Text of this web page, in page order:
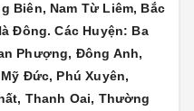
Biên, Nam Từ Liêm, Bắc
Đông. Các Huyện: Ba
Phượng, Đông Anh,
Đức, Phú Xuyên,
Thanh Oai, Thường